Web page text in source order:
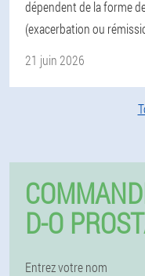
dépendent de la forme
(exacerbation ou
21 juin 2026
D-O
Entrez votre nom